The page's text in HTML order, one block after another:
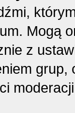
Mogą
z